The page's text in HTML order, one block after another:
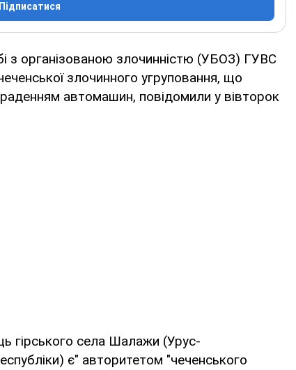
Підписатися
з організованою злочинністю (УБОЗ) ГУВС
злочинного угруповання, що
автомашин, повідомили у вівторок
гірського села Шалажи (Урус-
є" авторитетом "чеченського